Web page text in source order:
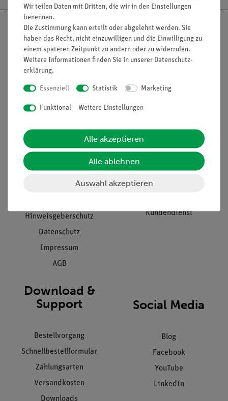
Nach oben
Informationen
Projekte und Lösungen
Presse
Stellenangebote
Hinweisgeberschutz
Datenschutz
Impressum
AGB
Übersicht Service
Beratung & Showroom
Inventarisierungs- &
Einräumservice
Kundendienst
Download &
Support
Bestellvorgang
Schnellbestellformular
Zahlungsarten
Versandkosten
Downloads
Social Media
Blog
Facebook
YouTube
LinkedIn
Wir teilen Daten mit Dritten, die wir in den Einstellungen
benennen.
Die Zustimmung kann erteilt oder abgelehnt werden. Sie
haben das Recht, nicht einzuwilligen und die Einwilligung zu
einem späteren Zeitpunkt zu ändern oder zu widerrufen.
Weitere Informationen finden Sie in unserer Daten­schutz­
erklärung.
Essenziell Statistik Marketing
Funktional Weitere Einstellungen
Alle akzeptieren
Alle ablehnen
Auswahl akzeptieren